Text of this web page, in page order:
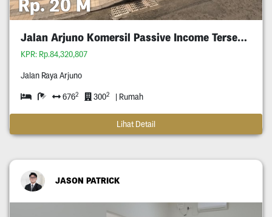
Rp. 20 M
Jalan Arjuno Komersil Passive Income Tersewa
KPR: Rp.84,320,807
Jalan Raya Arjuno
6762 3002 | Rumah
Lihat Detail
JASON PATRICK